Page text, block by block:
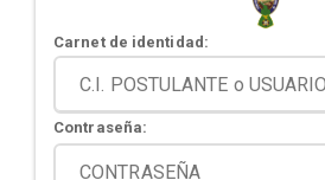
Carnet de identidad:
Contraseña: